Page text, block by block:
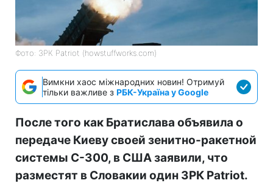
Фото: ЗРК Patriot (howstuffworks.com)
Вимкни хаос міжнародних новин! Отримуй
тільки важливе з РБК-Україна у Google
После того как Братислава объявила о
передаче Киеву своей зенитно-ракетной
системы С-300, в США заявили, что
разместят в Словакии один ЗРК Patriot.